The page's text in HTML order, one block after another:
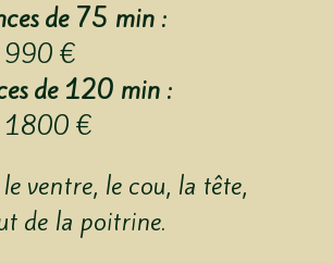
de 75 min :
990 €
de 120 min :
1800 €
ventre, le cou, la tête,
de la poitrine.